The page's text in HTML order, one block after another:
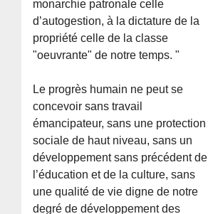
monarchie patronale celle
d’autogestion, à la dictature de la
propriété celle de la classe
"oeuvrante" de notre temps. "
Le progrès humain ne peut se
concevoir sans travail
émancipateur, sans une protection
sociale de haut niveau, sans un
développement sans précédent de
l’éducation et de la culture, sans
une qualité de vie digne de notre
degré de développement des